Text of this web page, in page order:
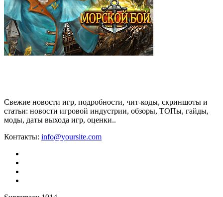
Свежие новости игр, подробности, чит-коды, скриншоты и
статьи: новости игровой индустрии, обзоры, ТОПы, гайды,
моды, даты выхода игр, оценки..
Контакты: info@yoursite.com